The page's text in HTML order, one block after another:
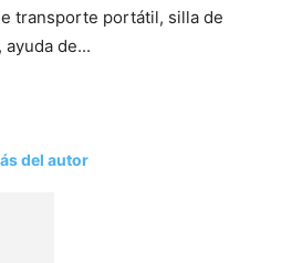
transporte portátil, silla de
de...
del autor